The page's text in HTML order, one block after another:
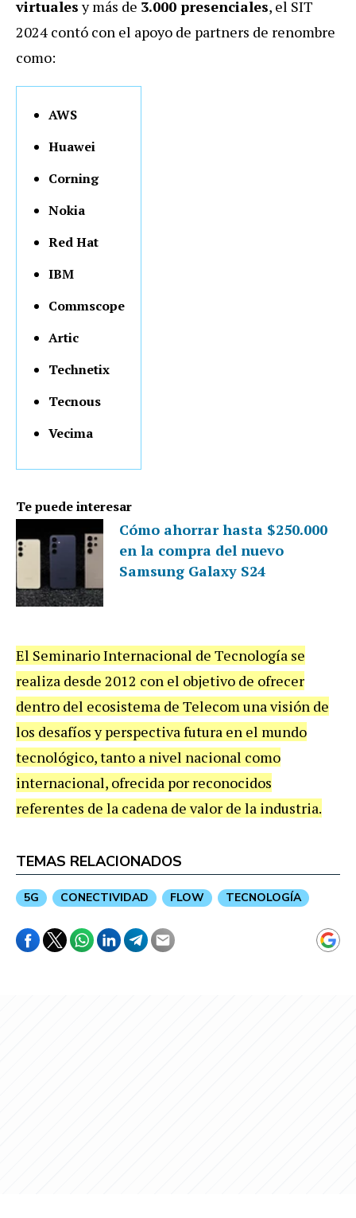
virtualesy más de 3.000 presenciales, el SIT
2024 contó con el apoyo de partners de renombre
como:
AWS
Huawei
Corning
Nokia
Red Hat
IBM
Commscope
Artic
Technetix
Tecnous
Vecima
Te puede interesar
Cómo ahorrar hasta $250.000
en la compra del nuevo
Samsung Galaxy S24
El Seminario Internacional de Tecnología se
realiza desde 2012 con el objetivo de ofrecer
dentro del ecosistema de Telecom una visión de
los desafíos y perspectiva futura en el mundo
tecnológico, tanto a nivel nacional como
internacional, ofrecida por reconocidos
referentes de la cadena de valor de la industria.
TEMAS RELACIONADOS
5G CONECTIVIDAD FLOW TECNOLOGÍA